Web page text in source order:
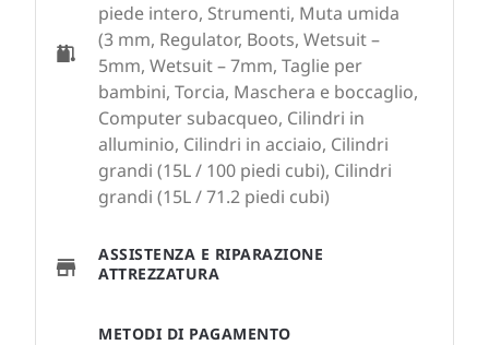
piede intero, Strumenti, Muta umida
(3 mm, Regulator, Boots, Wetsuit –
5mm, Wetsuit – 7mm, Taglie per
bambini, Torcia, Maschera e boccaglio,
Computer subacqueo, Cilindri in
alluminio, Cilindri in acciaio, Cilindri
grandi (15L / 100 piedi cubi), Cilindri
grandi (15L / 71.2 piedi cubi)
ASSISTENZA E RIPARAZIONE
ATTREZZATURA
METODI DI PAGAMENTO